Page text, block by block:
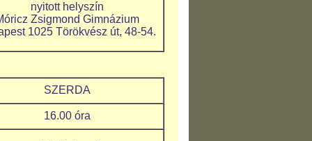
nyitott helyszín
Zsigmond Gimnázium
1025 Törökvész út, 48-54.
SZERDA
16.00 óra